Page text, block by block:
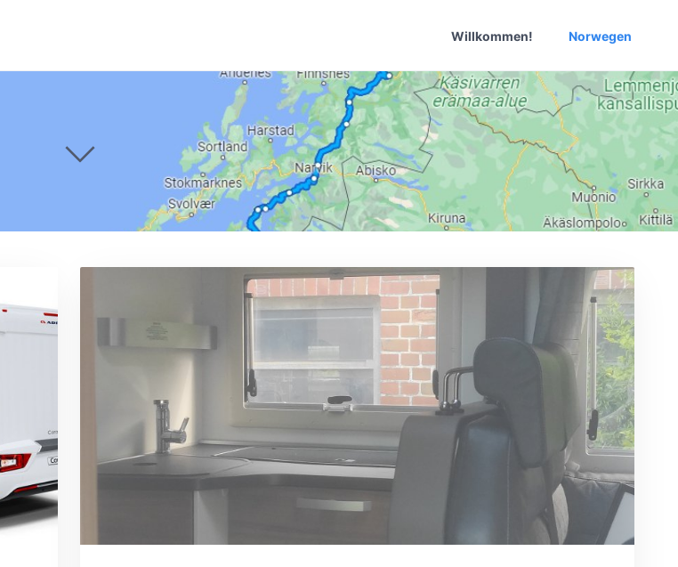
Willkommen! Norwegen